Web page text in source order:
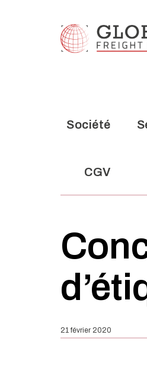
Société
Société
CGV
21 février 2020